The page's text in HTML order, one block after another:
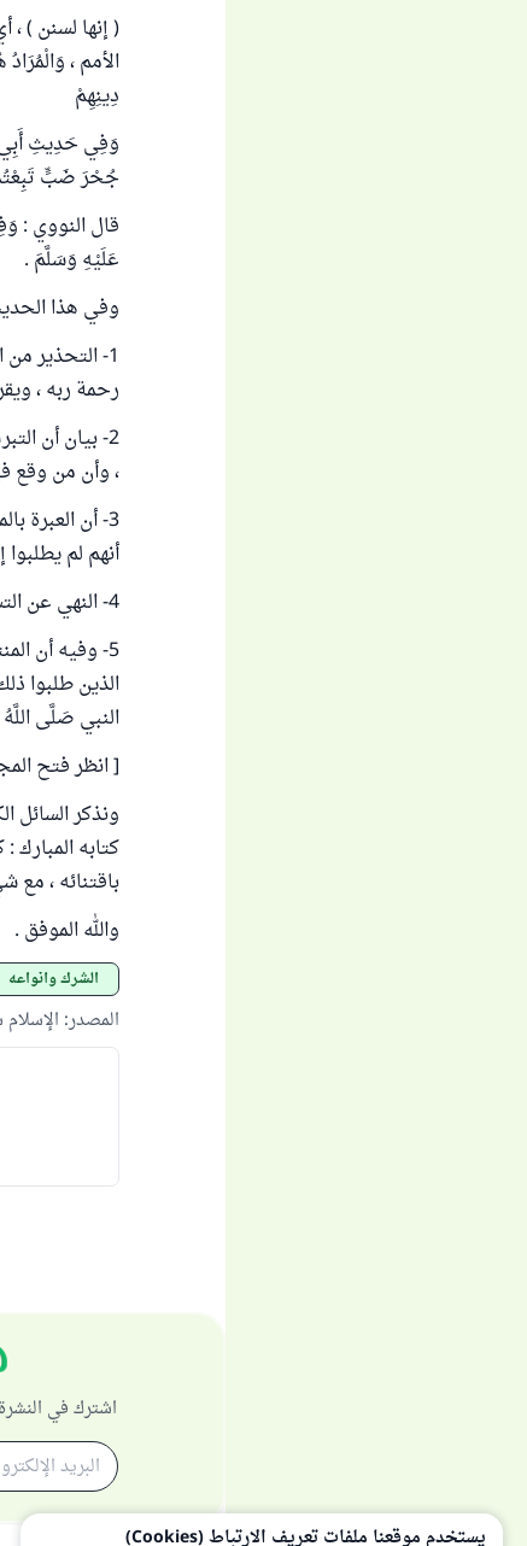
( إنها لسنن )
الأمم ،
دِينِهِمْ
وَفِي حَدِيثِ أَبِي
جُحْرَ ضَبٍّ
قال النووي :
عَلَيْهِ وَسَلَّمَ .
وفي هذا
1- التحذير
رحمة ربه ،
2- بيان أن
، وأن من وقع
3- أن العبرة
أنهم لم
4- النهي عن التشبه بأهل الجاهلية والكتاب فيما هو من خصائصهم وعباداتهم .
5- وفيه أن
الذين طلبوا
النبي صَلَّى
[ انظر فتح المجيد ، بشرح
ونذكر السائل
كتابه
باقتنائه ،
والله الموفق .
الشرك وأنواعه
المصدر:
اشترك في
يستخدم موقعنا ملفات تعريف الارتباط (Cookies)